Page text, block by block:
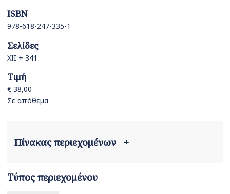
ISBN
978-618-247-335-1
Σελίδες
XII + 341
Τιμή
€ 38,00
Σε απόθεμα
Πίνακας περιεχομένων +
Τύπος περιεχομένου